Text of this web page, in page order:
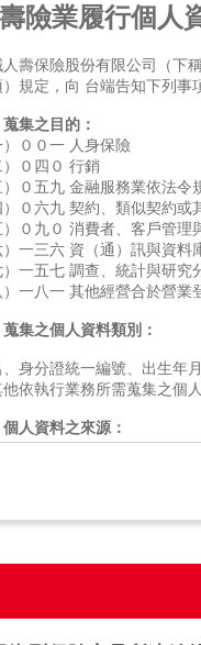
壽險業履行個人
人壽保險股份有限公司（下
規定，向 台端告知下列事
集之目的：
）００一 人身保險
）０四０ 行銷
）０五九 金融服務業依法
）０六九 契約、類似契約或
）０九０ 消費者、客戶管理
）一三六 資（通）訊與資料
）一五七 調查、統計與研究
）一八一 其他經營合於營
集之個人資料類別：
、身分證統一編號、出生年
他依執行業務所需蒐集之個人
人資料之來源：
人資料利用之期間、對象